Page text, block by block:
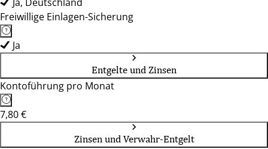
Freiwillige Einlagen-Sicherung
Ja
Entgelte und Zinsen
Kontoführung pro Monat
7,80 €
Zinsen und Verwahr-Entgelt